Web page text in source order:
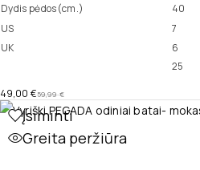
Dydis pėdos(cm.) 40
US
7
UK
6
25
59,99€
49,00 €
Įsiminti
Greita peržiūra